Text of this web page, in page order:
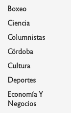
Boxeo
Ciencia
Columnistas
Córdoba
Cultura
Deportes
Economía Y
Negocios